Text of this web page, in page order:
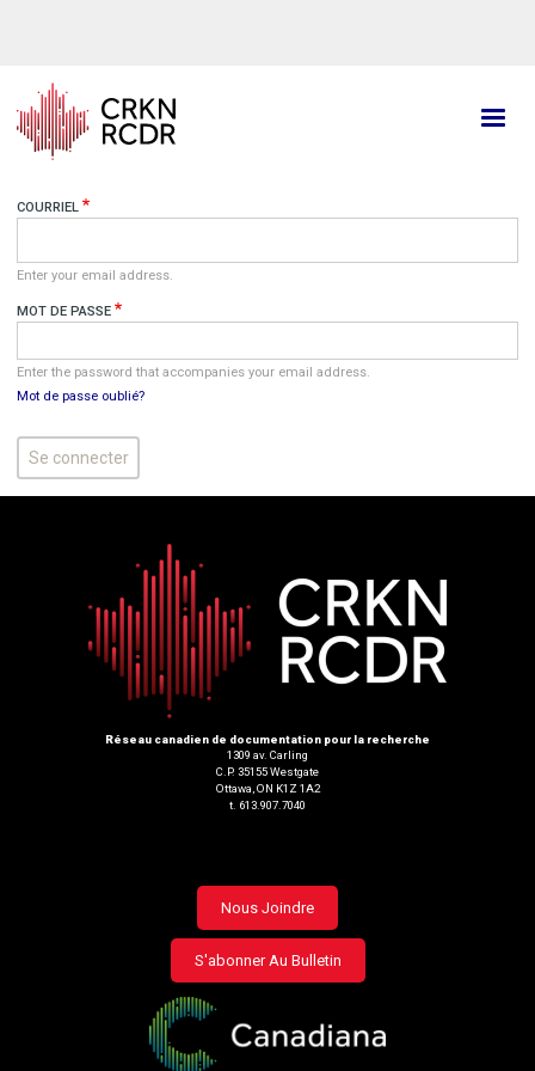
principal
COURRIEL
Enter your email address.
MOT DE PASSE
Enter the password that accompanies your email address.
Mot de passe oublié?
Réseau canadien de documentation pour la recherche
1309 av. Carling
C.P. 35155 Westgate
Ottawa, ON K1Z 1A2
t. 613.907.7040
Footer
menu
Nous Joindre
S'abonner Au Bulletin